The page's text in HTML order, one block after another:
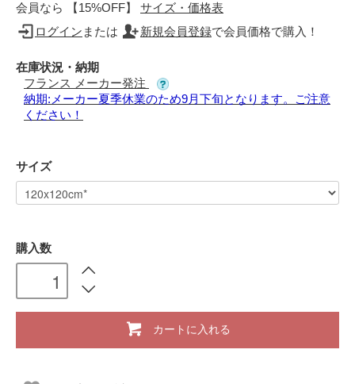
会員なら 【15%OFF】 サイズ・価格表
ログイン または 新規会員登録で会員価格で購入！
在庫状況・納期
フランス メーカー発注
納期:メーカー夏季休業のため9月下旬となります。ご注意
ください！
サイズ
購入数
カートに入れる